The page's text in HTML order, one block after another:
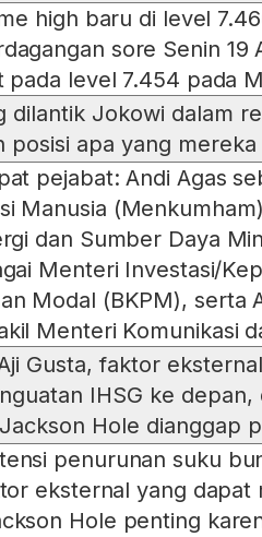
high baru di level
sore Senin 19
level 7.454 pada
dilantik Jokowi dalam
posisi apa yang mereka
pejabat: Andi Agas
Manusia
dan Sumber Daya
Menteri Investasi/
Modal (BKPM), serta
Menteri Komunikasi
Gusta, faktor
IHSG ke depan,
Hole dianggap
penurunan suku
eksternal yang dapat
Hole penting